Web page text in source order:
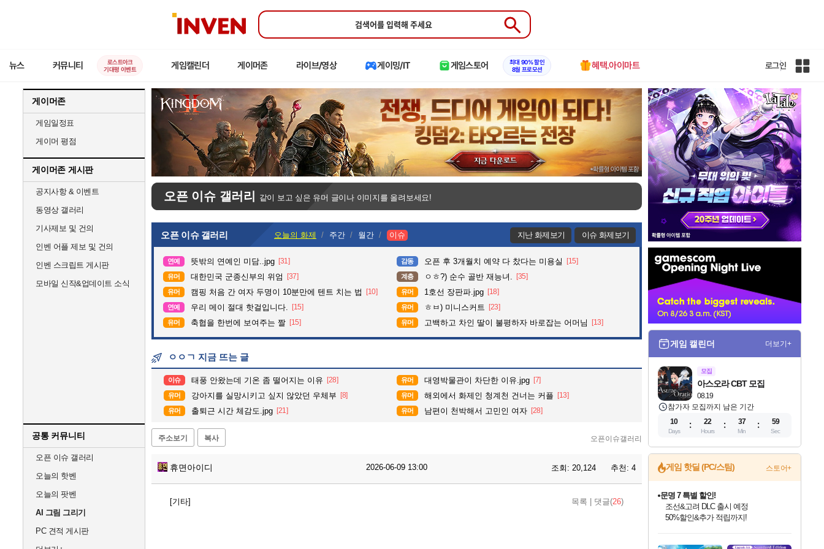
인
Submit
뉴스 커뮤니티
로스트아크
기대평 이벤트
게임캘린더 게이머존 라이브/영상 게이밍/IT 게임스토어
최대 90% 할인
8월 프로모션
혜택.아이마트 로그인
인
게이머존
게임일정표
게이머 평점
게이머존 게시판
공지사항 & 이벤트
동영상 갤러리
기사제보 및 건의
인벤 어플 제보 및 건의
인벤 스크립트 게시판
모바일 신작&업데이트 소식
공통 커뮤니티
오픈 이슈 갤러리
오늘의 핫벤
오늘의 팟벤
AI 그림 그리기
PC 견적 게시판
오픈 이슈 갤러리 같이 보고 싶은 유머 글이나 이미지를 올려보세요!
오픈 이슈 갤러리 오늘의 화제 주간 월간 이슈 지난 화제보기 이슈 화제보기
연예 뜻밖의 연예인 미담..jpg [31] 감동 오픈 후 3개월치 예약 다 찼다는 미용실 [15]
유머 대한민국 군종신부의 위엄 [37] 계층 ㅇㅎ?) 순수 골반 재능녀. [35]
유머 캠핑 처음 간 여자 두명이 10분만에 텐트 치는 법 [10] 유머 1호선 장판파.jpg [18]
연예 우리 메이 절대 핫걸입니다. [15] 유머 ㅎㅂ) 미니스커트 [23]
유머 축협을 한번에 보여주는 짤 [15] 유머 고백하고 차인 딸이 불평하자 바로잡는 어머님 [13]
ㅇㅇㄱ 지금 뜨는 글
이슈 태풍 안왔는데 기온 좀 떨어지는 이유 [28] 유머 대영박물관이 차단한 이유.jpg [7]
유머 강아지를 실망시키고 싶지 않았던 우체부 [8] 유머 해외에서 화제인 청계천 건너는 커플 [13]
유머 출퇴근 시간 체감도.jpg [21] 유머 남편이 천박해서 고민인 여자 [28]
주소보기 복사 오픈이슈갤러리
휴면아이디 2026-06-09 13:00 조회: 20,124 추천: 4
[기타] 목록 댓글(26)
벤
게임 캘린더 더보기+
모집
08.19
아스오라 CBT 모집
참가자 모집까지 남은 기간
10
Days
22
Hours
37
Min
58
Sec
게임 핫딜 (PC/스팀) 스토어+
마블 투혼 파이팅 소울즈 정식출시!
마블 히어로 총 출동&화려한 격투!
네이버 포인트 혜택까지!